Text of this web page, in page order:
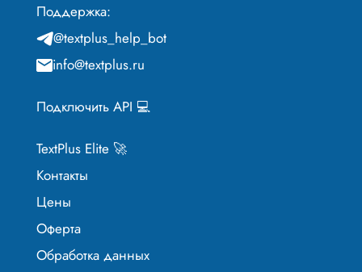
Поддержка:
@textplus_help_bot
info@textplus.ru
Подключить API 💻
TextPlus Elite 🚀
Контакты
Цены
Оферта
Обработка данных